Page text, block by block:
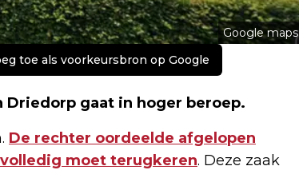
Google maps
toe als voorkeursbron op Google
gaat in hoger beroep.
De rechter oordeelde afgelopen
moet terugkeren. Deze zaak